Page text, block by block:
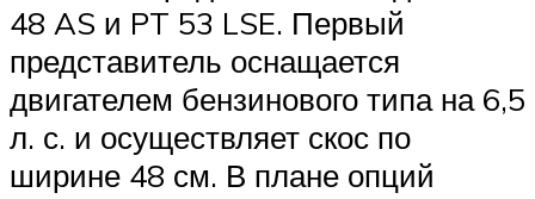
48 AS и PT 53 LSE. Первый
представитель оснащается
двигателем бензинового типа на 6,5
л. с. и осуществляет скос по
ширине 48 см. В плане опций